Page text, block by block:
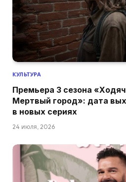
КУЛЬТУРА
Премьера 3 сезона
Мертвый город»: дата
в новых сериях
24 июля, 2026